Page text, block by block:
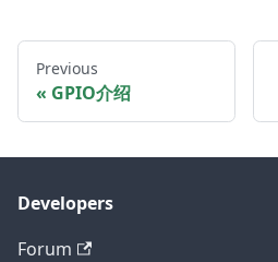
Previous
GPIO介绍
Developers
Forum